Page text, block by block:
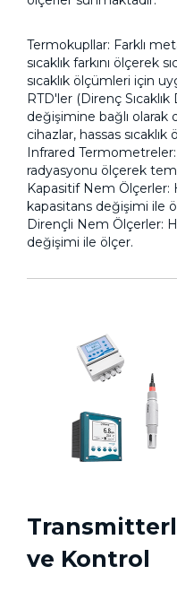
Termokupllar: Farklı
sıcaklık farkını ölçerek
sıcaklık ölçümleri için
RTD'ler (Direnç Sıcaklık
değişimine bağlı
cihazlar, hassas
Infrared
radyasyonu ölçerek
Kapasitif Nem Ölçerler:
kapasitans değişimi ile
Dirençli Nem Ölçerler:
değişimi ile ölçer.
ve Kontrol